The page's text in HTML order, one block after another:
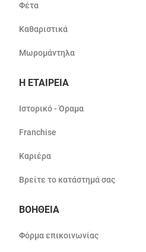
Φέτα
Καθαριστικά
Μωρομάντηλα
Η ΕΤΑΙΡΕΙΑ
Ιστορικό - Όραμα
Franchise
Καριέρα
Βρείτε το κατάστημά σας
ΒΟΗΘΕΙΑ
Φόρμα επικοινωνίας